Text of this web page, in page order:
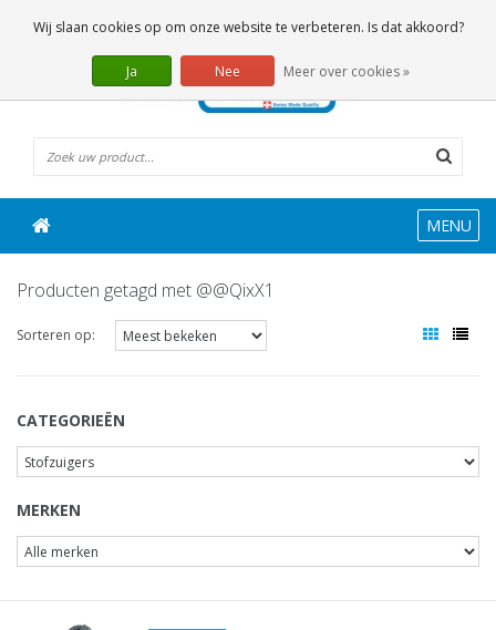
0 Artikelen
MENU
Producten getagd met @@QixX1
Sorteren op:
CATEGORIEËN
MERKEN
Wij slaan cookies op om onze website te verbeteren. Is dat akkoord?
Ja Nee Meer over cookies »